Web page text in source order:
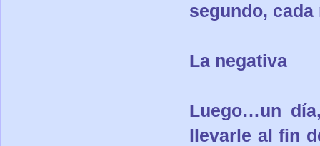
segundo, cada
La negativa
Luego…un
llevarle al fin